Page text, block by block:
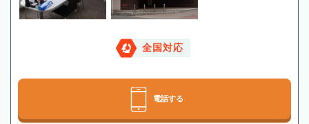
全国対応
電話する